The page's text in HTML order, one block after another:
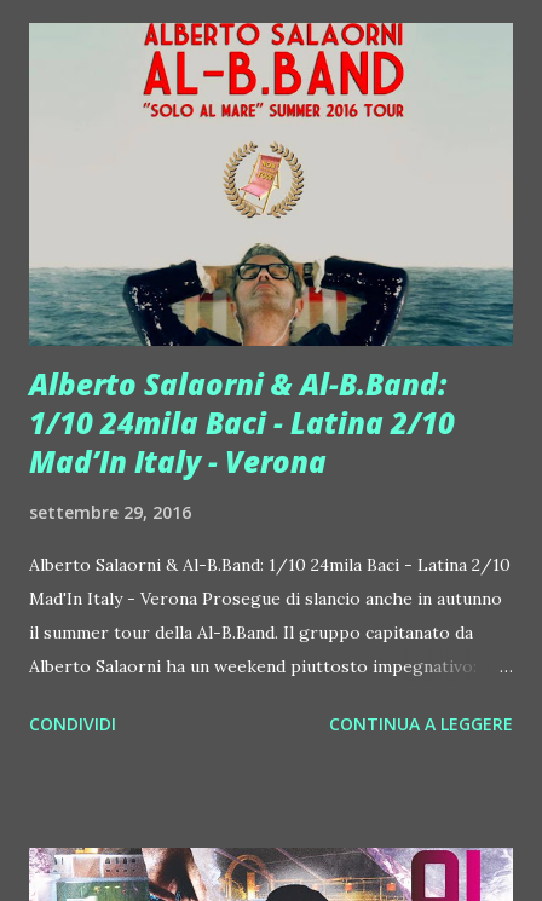
Sensation, Mysteryland e Creamfields, Pubblicano o hanno
pubblicato con case discografiche importanti come Spinnin'
Records, Size Records, Armada Music passando per colossi
come Virgin, Interscope e Atlantic. L'energia sprigionata
nei loro set e nelle produzioni non ha eguali. Lo dimostra
l'efficace doppietta di singoli "Helix" in compagnia di Holl &
Rush, perfetta per alzare le mani al cielo durante un
festival, ed "Against All Odds", di grande atmosfer...
Alberto Salaorni & Al-B.Band:
1/10 24mila Baci - Latina 2/10
Mad’In Italy - Verona
settembre 29, 2016
Alberto Salaorni & Al-B.Band: 1/10 24mila Baci - Latina 2/10
Mad'In Italy - Verona Prosegue di slancio anche in autunno
il summer tour della Al-B.Band. Il gruppo capitanato da
Alberto Salaorni ha un weekend piuttosto impegnativo:
il 29 settembre, sabato 1 ottobre si sposta al 24mila Baci
è perfetto per chi si vuol sentire in vacanza… anche quando
CONDIVIDI CONTINUA A LEGGERE